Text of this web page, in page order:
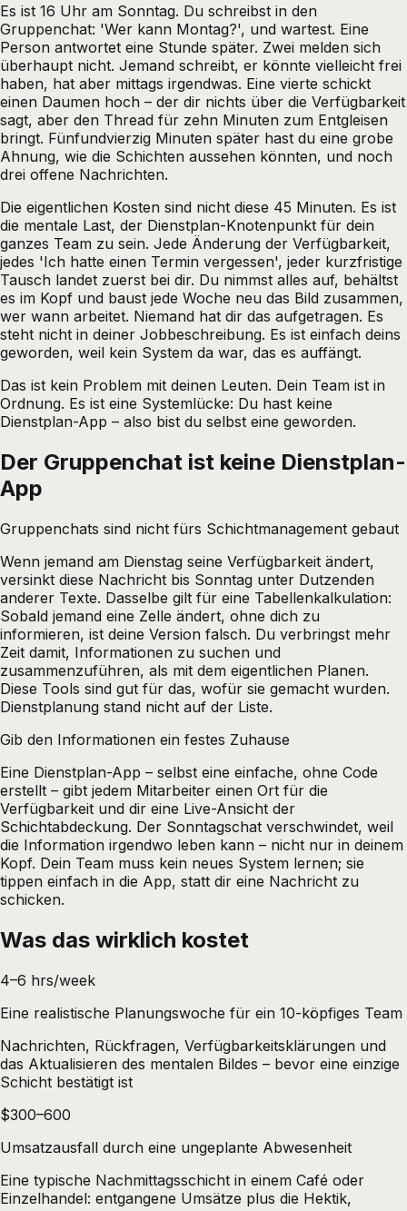
Es ist 16 Uhr am Sonntag. Du schreibst in den
Gruppenchat: 'Wer kann Montag?', und wartest. Eine
Person antwortet eine Stunde später. Zwei melden sich
überhaupt nicht. Jemand schreibt, er könnte vielleicht frei
haben, hat aber mittags irgendwas. Eine vierte schickt
einen Daumen hoch – der dir nichts über die Verfügbarkeit
sagt, aber den Thread für zehn Minuten zum Entgleisen
bringt. Fünfundvierzig Minuten später hast du eine grobe
Ahnung, wie die Schichten aussehen könnten, und noch
drei offene Nachrichten.
Die eigentlichen Kosten sind nicht diese 45 Minuten. Es ist
die mentale Last, der Dienstplan-Knotenpunkt für dein
ganzes Team zu sein. Jede Änderung der Verfügbarkeit,
jedes 'Ich hatte einen Termin vergessen', jeder kurzfristige
Tausch landet zuerst bei dir. Du nimmst alles auf, behältst
es im Kopf und baust jede Woche neu das Bild zusammen,
wer wann arbeitet. Niemand hat dir das aufgetragen. Es
steht nicht in deiner Jobbeschreibung. Es ist einfach deins
geworden, weil kein System da war, das es auffängt.
Das ist kein Problem mit deinen Leuten. Dein Team ist in
Ordnung. Es ist eine Systemlücke: Du hast keine
Dienstplan-App – also bist du selbst eine geworden.
Der Gruppenchat ist keine Dienstplan-
App
Gruppenchats sind nicht fürs Schichtmanagement gebaut
Wenn jemand am Dienstag seine Verfügbarkeit ändert,
versinkt diese Nachricht bis Sonntag unter Dutzenden
anderer Texte. Dasselbe gilt für eine Tabellenkalkulation:
Sobald jemand eine Zelle ändert, ohne dich zu
informieren, ist deine Version falsch. Du verbringst mehr
Zeit damit, Informationen zu suchen und
zusammenzuführen, als mit dem eigentlichen Planen.
Diese Tools sind gut für das, wofür sie gemacht wurden.
Dienstplanung stand nicht auf der Liste.
Gib den Informationen ein festes Zuhause
Eine Dienstplan-App – selbst eine einfache, ohne Code
erstellt – gibt jedem Mitarbeiter einen Ort für die
Verfügbarkeit und dir eine Live-Ansicht der
Schichtabdeckung. Der Sonntagschat verschwindet, weil
die Information irgendwo leben kann – nicht nur in deinem
Kopf. Dein Team muss kein neues System lernen; sie
tippen einfach in die App, statt dir eine Nachricht zu
schicken.
Was das wirklich kostet
4–6 hrs/week
Eine realistische Planungswoche für ein 10-köpfiges Team
Nachrichten, Rückfragen, Verfügbarkeitsklärungen und
das Aktualisieren des mentalen Bildes – bevor eine einzige
Schicht bestätigt ist
$300–600
Umsatzausfall durch eine ungeplante Abwesenheit
Eine typische Nachmittagsschicht in einem Café oder
Einzelhandel: entgangene Umsätze plus die Hektik,